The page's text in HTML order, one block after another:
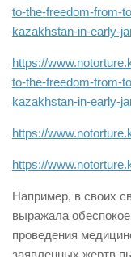
to-the-freedom-from-
kazakhstan-in-early-
https://
to-the-freedom-from-t
kazakhstan-in-early-
https://
https://
Например, в своих
выражала
проведения
заявленных жертв